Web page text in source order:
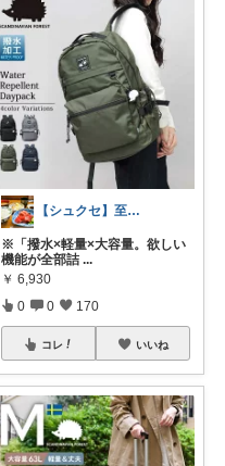
【シュクセ】至高のバッグコレクション🛍
※「撥水×軽量×大容量。欲しい
機能が全部詰 ...
￥ 6,930
0 0 170
コレ いいね